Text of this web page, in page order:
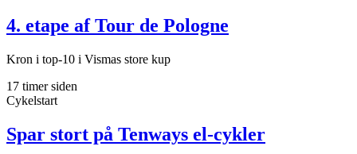
4. etape af Tour de Pologne
Kron i top-10 i Vismas store kup
17 timer siden
Cykelstart
Spar stort på Tenways el-cykler